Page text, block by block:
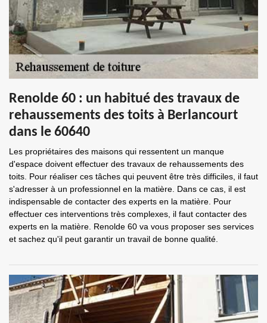
Renolde 60 : un habitué des travaux de
rehaussements des toits à Berlancourt
dans le 60640
Les propriétaires des maisons qui ressentent un manque
d'espace doivent effectuer des travaux de rehaussements des
toits. Pour réaliser ces tâches qui peuvent être très difficiles, il faut
s'adresser à un professionnel en la matière. Dans ce cas, il est
indispensable de contacter des experts en la matière. Pour
effectuer ces interventions très complexes, il faut contacter des
experts en la matière. Renolde 60 va vous proposer ses services
et sachez qu'il peut garantir un travail de bonne qualité.